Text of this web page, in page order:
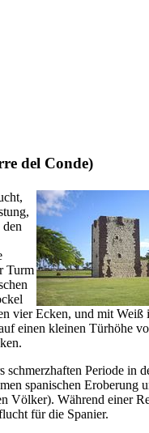
del Conde)
Turm
vier Ecken, und mit Weiß
einen kleinen Türhöhe
schmerzhaften Periode in
spanischen Eroberung
Völker). Während einer
für die Spanier.